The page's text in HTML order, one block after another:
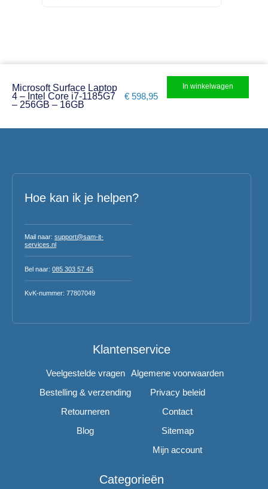
Microsoft Surface Laptop
4 – Intel Core i7-1185G7
– 256GB – 16GB
€ 598,95
In winkelwagen
Hoe kan ik je helpen?
Mail naar: support@sam-it-
services.nl
Bel naar: 085 303 57 45
KvK-nummer: 77807049
Klantenservice
Veelgestelde vragen
Bestelling & verzending
Retourneren
Blog
Algemene voorwaarden
Privacy beleid
Contact
Sitemap
Mijn account
Categorieën